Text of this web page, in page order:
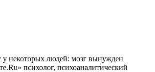
у некоторых людей: мозг вынужден
психолог, психоаналитический